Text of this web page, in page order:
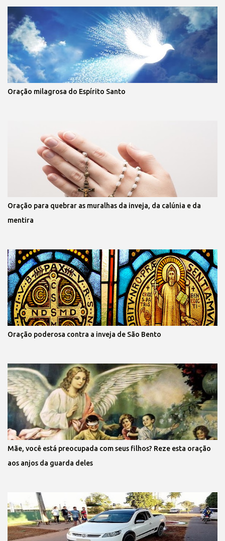
Oração milagrosa do Espírito Santo
Oração para quebrar as muralhas da inveja, da calúnia e da
mentira
Oração poderosa contra a inveja de São Bento
Mãe, você está preocupada com seus filhos? Reze esta oração
aos anjos da guarda deles